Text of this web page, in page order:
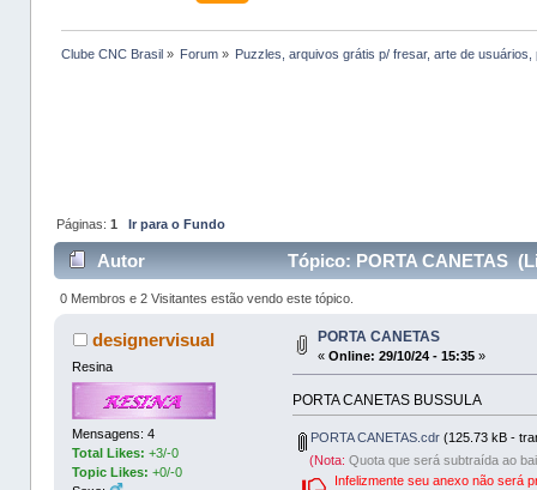
Clube CNC Brasil» Forum » Puzzles, arquivos grátis p/ fresar, arte de usuários,
Páginas: 1 Ir para o Fundo
Autor Tópico: PORTA CANETAS
0 Membros e 2 Visitantes estão vendo este tópico.
designervisual
Resina
Mensagens: 4
Total Likes:+3/-0
Topic Likes: +0/-0
PORTA CANETAS
«Online: 29/10/24 - 15:35 »
PORTA CANETAS BUSSULA
PORTA CANETAS.cdr (125.73 kB -
(Nota: Quota que será subtraída ao
Infelizmente seu anexo não será